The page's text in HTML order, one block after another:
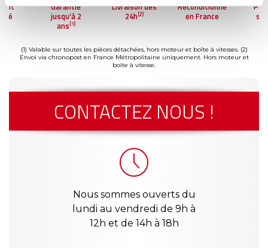
2
Livraison dès
24h
Reconditionné
en France
Paiement
sécurisé
(1) Valable sur toutes les pièces détachées, hors moteur et boîte à vitesses. (2)
Envoi via chronopost en France Métropolitaine uniquement. Hors moteur et
boîte à vitesse.
CONTACTEZ NOUS !
Nous sommes ouverts du
lundi au vendredi de 9h à
12h et de 14h à 18h